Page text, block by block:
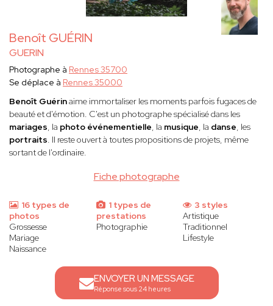
Benoît GUÉRIN
GUERIN
Fiche photographe
Photographe à Rennes 35700
Se déplace à Rennes 35000
Benoît Guérinaime immortaliser les moments parfois fugaces de
beauté et d'émotion. C'est un photographe spécialisé dans les
mariages, la photo événementielle, la musique, la danse, les
portraits. Il reste ouvert à toutes propositions de projets, même
sortant de l'ordinaire.
16 types de
photos
Grossesse
Mariage
Naissance
1 types de
prestations
Photographie
3 styles
Artistique
Traditionnel
Lifestyle
ENVOYER UN MESSAGE
Réponse sous 24 heures